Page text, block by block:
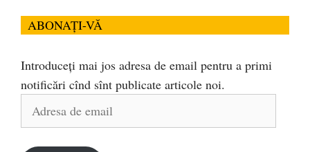
ABONAȚI-VĂ
Introduceți mai jos adresa de email pentru a primi
notificări cînd sînt publicate articole noi.